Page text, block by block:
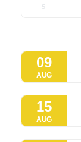
5
09
AUG
15
AUG